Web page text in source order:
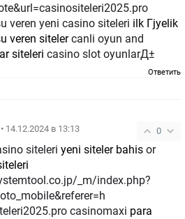
veren yeni casino siteleri ilk Гјyelik
veren sitelercanli oyun and
siteleri casino slot oyunlarД±
Ответить
0
• 14.12.2024 в 13:13
siteleri yeni siteler bahis or
_m/index.php?
casinomaxi para